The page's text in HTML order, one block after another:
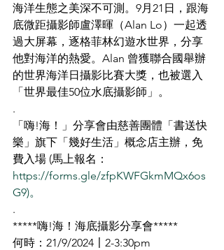
海洋生態之美深不可測。9月21日，跟海
底微距攝影師盧澤暉（Alan Lo）一起透
過大屏幕，逐格菲林幻遊水世界，分享
他對海洋的熱愛。Alan 曾獲聯合國舉辦
的世界海洋日攝影比賽大獎，也被選入
「世界最佳50位水底攝影師」。
.
「嗨!海！」分享會由慈善團體「書送快
樂」旗下「幾好生活」概念店主辦，免
費入場 (馬上報名：
https://forms.gle/zfpKWFGkmMQx6os
G9)。
.
*****嗨!海！海底攝影分享會*****
何時：21/9/2024〡2-3:30pm